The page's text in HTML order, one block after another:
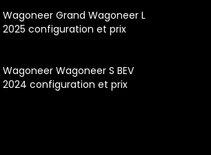
Wagoneer Grand Wagoneer L
2025 configuration et prix
Wagoneer Wagoneer S BEV
2024 configuration et prix